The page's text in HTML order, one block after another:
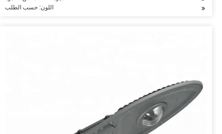
اللون: حسب الطلب